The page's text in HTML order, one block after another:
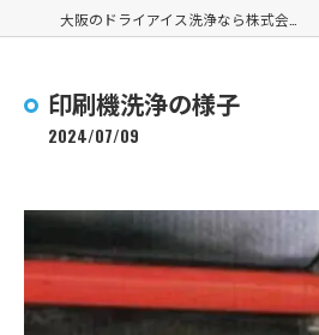
印刷機洗浄の様子
2024/07/09